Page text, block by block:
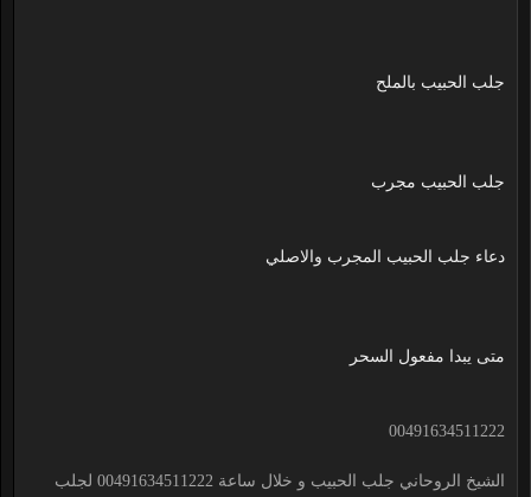
جلب الحبيب بالملح
جلب الحبيب مجرب
دعاء جلب الحبيب المجرب والاصلي
متى يبدا مفعول السحر
00491634511222
الشيخ الروحاني جلب الحبيب و خلال ساعة 00491634511222 لجلب